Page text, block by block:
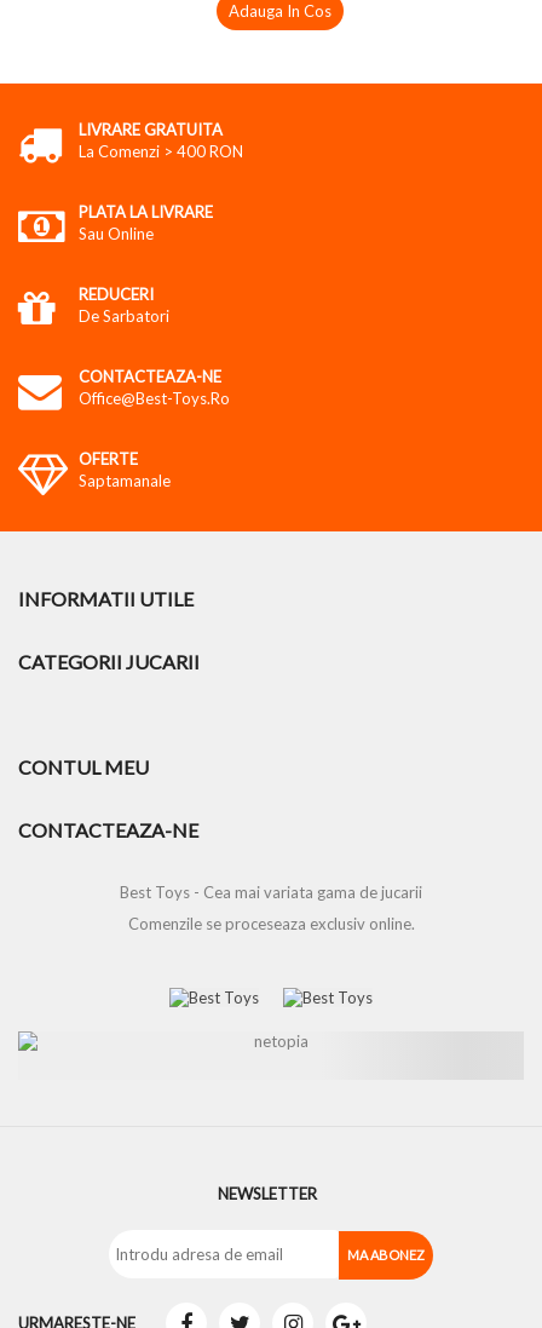
Adauga In Cos
LIVRARE GRATUITA
La Comenzi > 400 RON
PLATA LA LIVRARE
Sau Online
REDUCERI
De Sarbatori
CONTACTEAZA-NE
Office@best-Toys.ro
OFERTE
Saptamanale
INFORMATII UTILE
CATEGORII JUCARII
CONTUL MEU
CONTACTEAZA-NE
Best Toys - Cea mai variata gama de jucarii
Comenzile se proceseaza exclusiv online.
NEWSLETTER
URMARESTE-NE